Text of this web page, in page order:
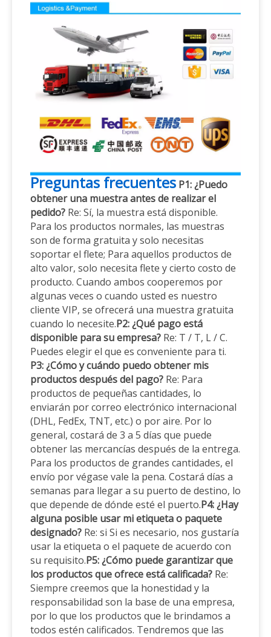
Preguntas frecuentes P1: ¿Puedo
obtener una muestra antes de realizar el
pedido? Re: Sí, la muestra está disponible.
Para los productos normales, las muestras
son de forma gratuita y solo necesitas
soportar el flete; Para aquellos productos de
alto valor, solo necesita flete y cierto costo de
producto. Cuando ambos cooperemos por
algunas veces o cuando usted es nuestro
cliente VIP, se ofrecerá una muestra gratuita
cuando lo necesite.P2: ¿Qué pago está
disponible para su empresa? Re: T / T, L / C.
Puedes elegir el que es conveniente para ti.
P3: ¿Cómo y cuándo puedo obtener mis
productos después del pago? Re: Para
productos de pequeñas cantidades, lo
enviarán por correo electrónico internacional
(DHL, FedEx, TNT, etc.) o por aire. Por lo
general, costará de 3 a 5 días que puede
obtener las mercancías después de la entrega.
Para los productos de grandes cantidades, el
envío por végase vale la pena. Costará días a
semanas para llegar a su puerto de destino, lo
que depende de dónde esté el puerto.P4: ¿Hay
alguna posible usar mi etiqueta o paquete
designado? Re: si Si es necesario, nos gustaría
usar la etiqueta o el paquete de acuerdo con
su requisito.P5: ¿Cómo puede garantizar que
los productos que ofrece está calificada? Re:
Siempre creemos que la honestidad y la
responsabilidad son la base de una empresa,
por lo que los productos que le brindamos a
todos estén calificados. Tendremos que las